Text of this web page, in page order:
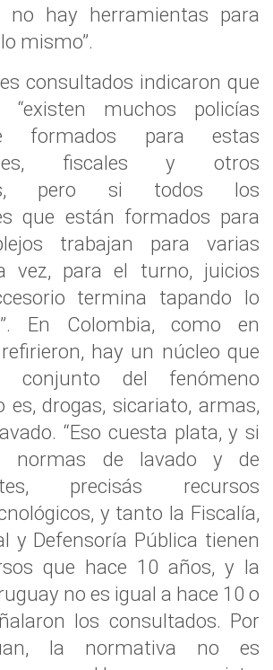
no hay herramientas para
mismo”.
consultados indicaron que
“existen muchos policías
formados para estas
fiscales y otros
pero si todos los
que están formados para
trabajan para varias
vez, para el turno, juicios
termina tapando lo
En Colombia, como en
hay un núcleo que
conjunto del fenómeno
es, drogas, sicariato, armas,
“Eso cuesta plata, y si
normas de lavado y de
precisás recursos
y tanto la Fiscalía,
y Defensoría Pública tienen
que hace 10 años, y la
no es igual a hace 10 o
los consultados. Por
la normativa no es